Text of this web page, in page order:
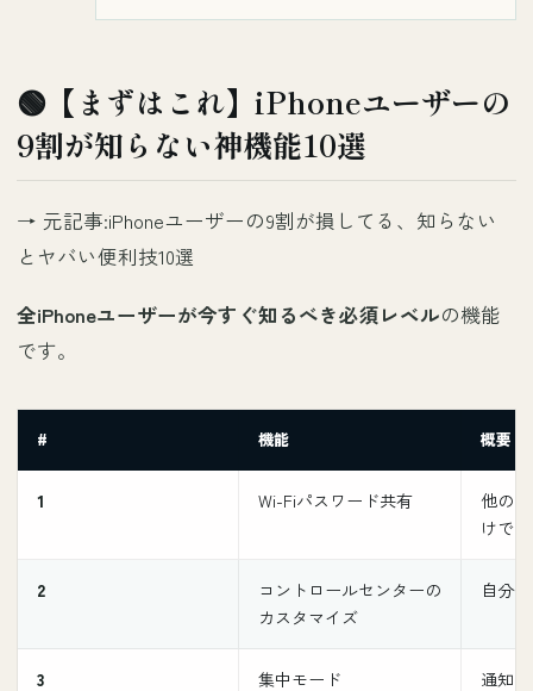
🟢【まずはこれ】iPhoneユーザーの
9割が知らない神機能10選
→ 元記事:iPhoneユーザーの9割が損してる、知らない
とヤバい便利技10選
全iPhoneユーザーが今すぐ知るべき必須レベルの機能
です。
# 機能 概要
1 Wi-Fiパスワード共有
他の
けで
2
コントロールセンターの
カスタマイズ
自分
3 集中モード 通知